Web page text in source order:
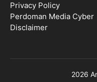
Privacy Policy
Perdoman Media Cyber
Disclaimer
2026